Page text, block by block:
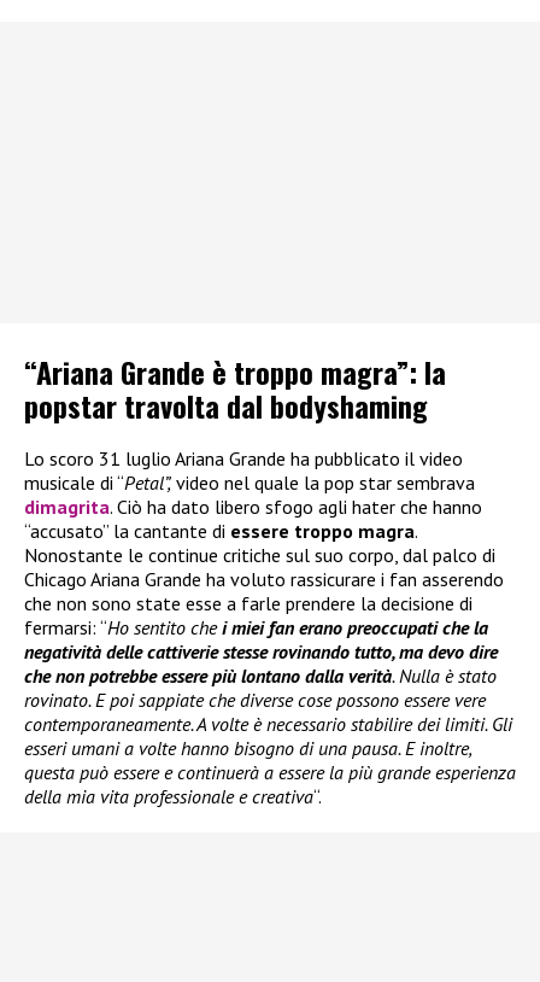
“Ariana Grande è troppo magra”: la
popstar travolta dal bodyshaming
Lo scoro 31 luglio Ariana Grande ha pubblicato il video
musicale di “Petal”, video nel quale la pop star sembrava
dimagrita. Ciò ha dato libero sfogo agli hater che hanno
“accusato” la cantante di essere troppo magra.
Nonostante le continue critiche sul suo corpo, dal palco di
Chicago Ariana Grande ha voluto rassicurare i fan asserendo
che non sono state esse a farle prendere la decisione di
fermarsi: “Ho sentito chei miei fan erano preoccupati che la
negatività delle cattiverie stesse rovinando tutto, ma devo dire
che non potrebbe essere più lontano dalla verità. Nulla è stato
rovinato. E poi sappiate che diverse cose possono essere vere
contemporaneamente. A volte è necessario stabilire dei limiti. Gli
esseri umani a volte hanno bisogno di una pausa. E inoltre,
questa può essere e continuerà a essere la più grande esperienza
della mia vita professionale e creativa“.